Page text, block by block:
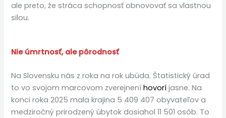
ale preto, že stráca schopnosť obnovovať sa vlastnou
silou.
Nie úmrtnosť, ale pôrodnosť
Na Slovensku nás z roka na rok ubúda. Štatistický úrad
to vo svojom marcovom zverejneníhovorí jasne. Na
konci roka 2025 mala krajina 5 409 407 obyvateľov a
medziročný prirodzený úbytok dosiahol 11 501 osôb. To